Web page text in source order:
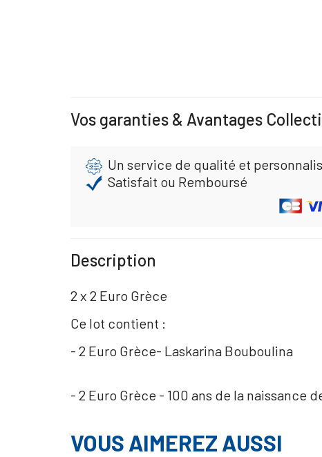
Vos garanties & Avantages
Un service de qualité et
Satisfait ou Remboursé
Description
2 x 2 Euro Grèce
Ce lot contient :
- 2 Euro Grèce- Laskarina Bouboulina
- 2 Euro Grèce - 100 ans de la naissance
VOUS AIMEREZ AUSSI